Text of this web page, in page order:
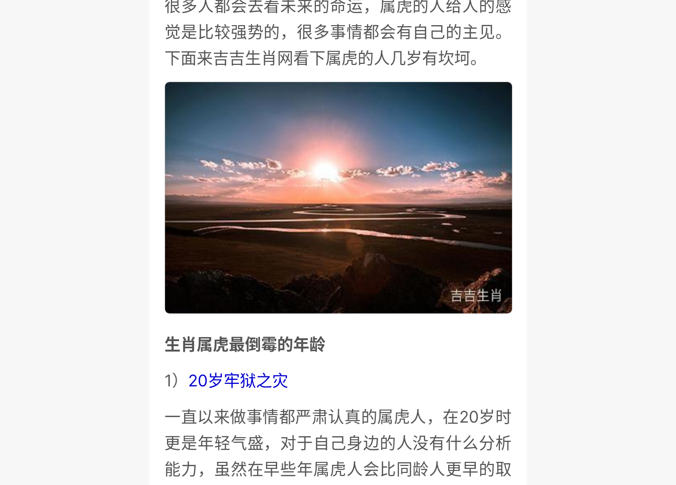
很多人都会去看未来的命运，属虎的人给人的感
觉是比较强势的，很多事情都会有自己的主见。
下面来吉吉生肖网看下属虎的人几岁有坎坷。
生肖属虎最倒霉的年龄
1） 20岁牢狱之灾
一直以来做事情都严肃认真的属虎人，在20岁时
更是年轻气盛，对于自己身边的人没有什么分析
能力，虽然在早些年属虎人会比同龄人更早的取